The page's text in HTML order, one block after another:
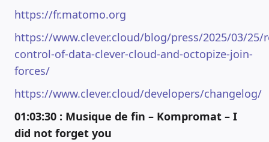
https://fr.matomo.org
https://www.clever.cloud/blog/press/2025/03/25/
control-of-data-clever-cloud-and-octopize-join-
forces/
https://www.clever.cloud/developers/changelog/
01:03:30 : Musique de fin – Kompromat – I
did not forget you